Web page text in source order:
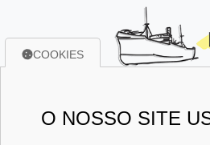
COOKIES
O NOSSO SITE